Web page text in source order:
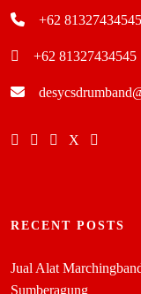
+62 81327434545
+62 81327434545
RECENT POSTS
Jual Alat
Sumberagung